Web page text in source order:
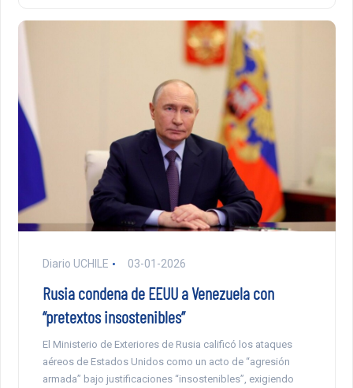
Diario UCHILE 03-01-2026
Rusia condena de EEUU a Venezuela con
“pretextos insostenibles”
El Ministerio de Exteriores de Rusia calificó los ataques
aéreos de Estados Unidos como un acto de “agresión
armada” bajo justificaciones “insostenibles”, exigiendo